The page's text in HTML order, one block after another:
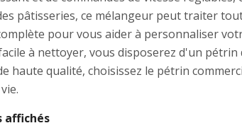
pâtisseries, ce mélangeur peut traiter
pour vous aider à personnaliser
à nettoyer, vous disposerez d'un
haute qualité, choisissez le pétrin
affichés